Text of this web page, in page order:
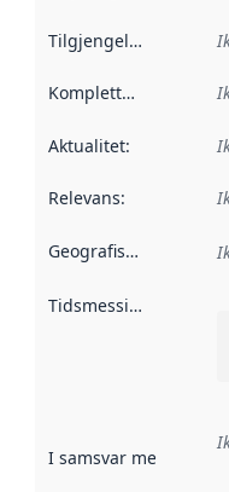
Tilgjengelighet
Kompletthet
Aktualitet:
Relevans:
Geografisk avgrensning
Tidsmessig avgrensning
I samsvar med